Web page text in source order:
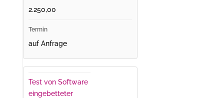
2.250,00
auf Anfrage
Test von Software
eingebetteter